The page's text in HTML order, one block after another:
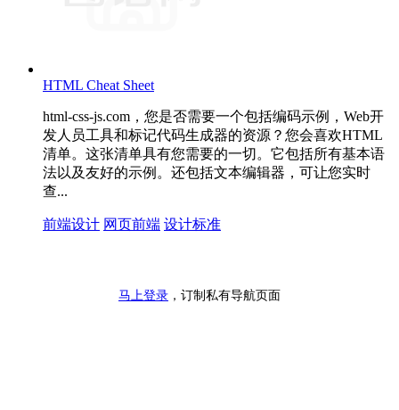
HTML Cheat Sheet
html-css-js.com，您是否需要一个包括编码示例，Web开
发人员工具和标记代码生成器的资源？您会喜欢HTML
清单。这张清单具有您需要的一切。它包括所有基本语
法以及友好的示例。还包括文本编辑器，可让您实时
查...
前端设计 网页前端 设计标准
马上登录 ，订制私有导航页面